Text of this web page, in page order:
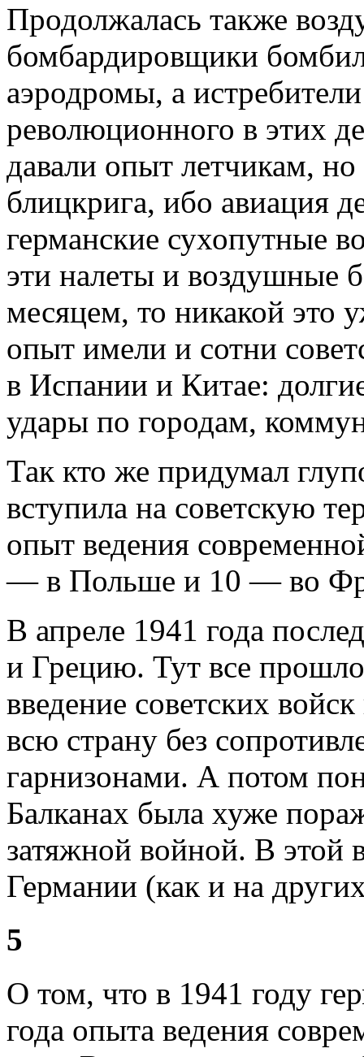
Продолжалась также
бомбардировщики
аэродромы, а
революционного в этих
давали опыт летчикам,
блицкрига, ибо авиация
германские сухопутные
эти налеты и воздушные
месяцем, то никакой это
опыт имели и сотни
в Испании и Китае:
удары по городам,
Так кто же придумал
вступила на советскую
опыт ведения
— в Польше и 10 — во
В апреле 1941 года
и Грецию. Тут все
введение советских
всю страну без
гарнизонами. А потом
Балканах была хуже
затяжной войной. В этой
Германии (как и на
5
О том, что в 1941 году
года опыта ведения